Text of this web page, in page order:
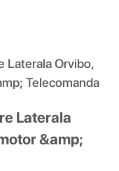
Laterala Orvibo,
Telecomanda
Laterala
&amp;